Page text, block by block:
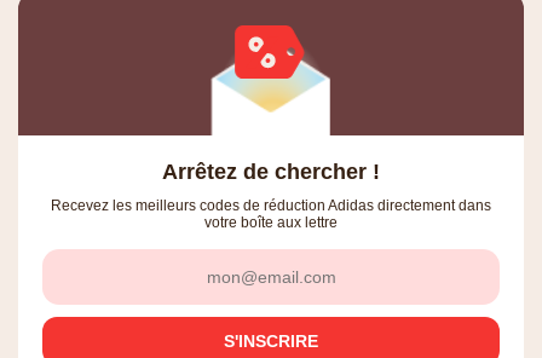
Arrêtez de chercher !
Recevez les meilleurs codes de réduction Adidas directement dans
votre boîte aux lettre